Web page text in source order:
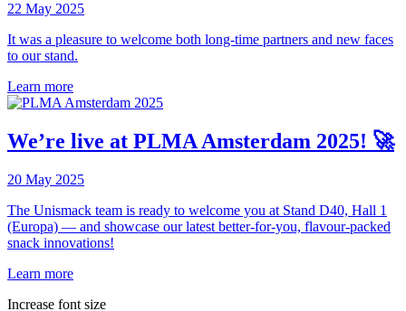
22 May 2025
It was a pleasure to welcome both long-time partners and new faces
to our stand.
Learn more
We’re live at PLMA Amsterdam 2025! 🚀
20 May 2025
The Unismack team is ready to welcome you at Stand D40, Hall 1
(Europa) — and showcase our latest better-for-you, flavour-packed
snack innovations!
Learn more
Ιncrease font size